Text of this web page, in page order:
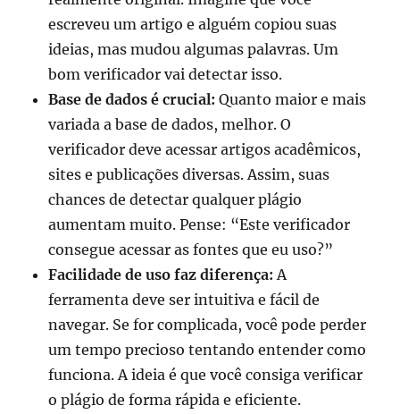
escreveu um artigo e alguém copiou suas
ideias, mas mudou algumas palavras. Um
bom verificador vai detectar isso.
Base de dados é crucial: Quanto maior e mais
variada a base de dados, melhor. O
verificador deve acessar artigos acadêmicos,
sites e publicações diversas. Assim, suas
chances de detectar qualquer plágio
aumentam muito. Pense: “Este verificador
consegue acessar as fontes que eu uso?”
Facilidade de uso faz diferença: A
ferramenta deve ser intuitiva e fácil de
navegar. Se for complicada, você pode perder
um tempo precioso tentando entender como
funciona. A ideia é que você consiga verificar
o plágio de forma rápida e eficiente.